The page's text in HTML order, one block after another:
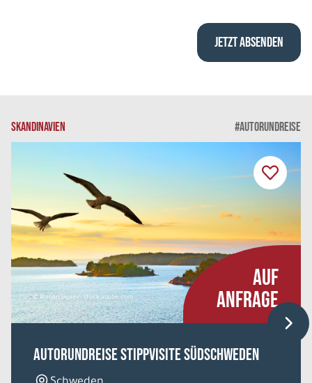
SKANDINAVIEN #AUTORUNDREISE
© Roman Sigaev - stock.adobe.com
AUF
ANFRAGE
Autorundreise Stippvisite Südschweden